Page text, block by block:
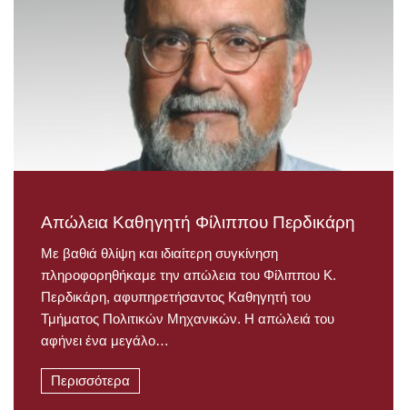
Απώλεια Καθηγητή Φίλιππου Περδικάρη
Με βαθιά θλίψη και ιδιαίτερη συγκίνηση
πληροφορηθήκαμε την απώλεια του Φίλιππου Κ.
Περδικάρη, αφυπηρετήσαντος Καθηγητή του
Τμήματος Πολιτικών Μηχανικών. Η απώλειά του
αφήνει ένα μεγάλο…
Περισσότερα